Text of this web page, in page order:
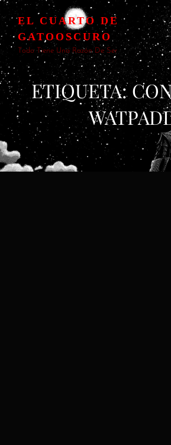
EL CUARTO DE
GATOOSCURO
Todo Tiene Una Razón De Ser
ETIQUETA: